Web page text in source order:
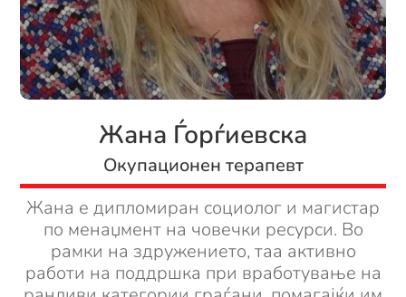
Жана Ѓорѓиевска
Окупационен терапевт
Жана е дипломиран социолог и магистар
по менаџмент на човечки ресурси. Во
рамки на здружението, таа активно
работи на поддршка при вработување на